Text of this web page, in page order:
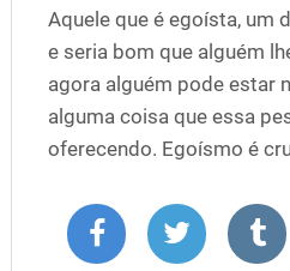
Aquele que é egoísta, um
e seria bom que alguém
agora alguém pode estar
alguma coisa que essa
oferecendo. Egoísmo é